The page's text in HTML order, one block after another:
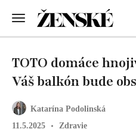
Katarína Podolinská
11.5.2025
Zdravie
TOTO domáce
Váš balkón bude